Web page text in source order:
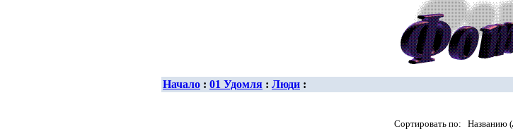
Начало : 01 Удомля : Люди :
Сортировать по: Названию (